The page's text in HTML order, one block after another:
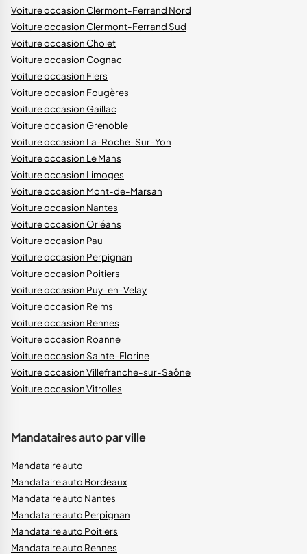
Voiture occasion Clermont-Ferrand Nord
Voiture occasion Clermont-Ferrand Sud
Voiture occasion Cholet
Voiture occasion Cognac
Voiture occasion Flers
Voiture occasion Fougères
Voiture occasion Gaillac
Voiture occasion Grenoble
Voiture occasion La-Roche-Sur-Yon
Voiture occasion Le Mans
Voiture occasion Limoges
Voiture occasion Mont-de-Marsan
Voiture occasion Nantes
Voiture occasion Orléans
Voiture occasion Pau
Voiture occasion Perpignan
Voiture occasion Poitiers
Voiture occasion Puy-en-Velay
Voiture occasion Reims
Voiture occasion Rennes
Voiture occasion Roanne
Voiture occasion Sainte-Florine
Voiture occasion Villefranche-sur-Saône
Voiture occasion Vitrolles
Mandataires auto par ville
Mandataire auto
Mandataire auto Bordeaux
Mandataire auto Nantes
Mandataire auto Perpignan
Mandataire auto Poitiers
Mandataire auto Rennes